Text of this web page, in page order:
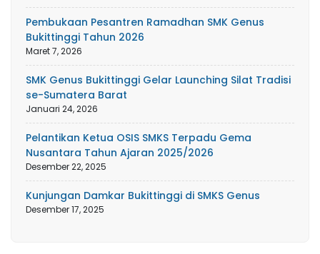
Pembukaan Pesantren Ramadhan SMK Genus
Bukittinggi Tahun 2026
Maret 7, 2026
SMK Genus Bukittinggi Gelar Launching Silat Tradisi
se-Sumatera Barat
Januari 24, 2026
Pelantikan Ketua OSIS SMKS Terpadu Gema
Nusantara Tahun Ajaran 2025/2026
Desember 22, 2025
Kunjungan Damkar Bukittinggi di SMKS Genus
Desember 17, 2025